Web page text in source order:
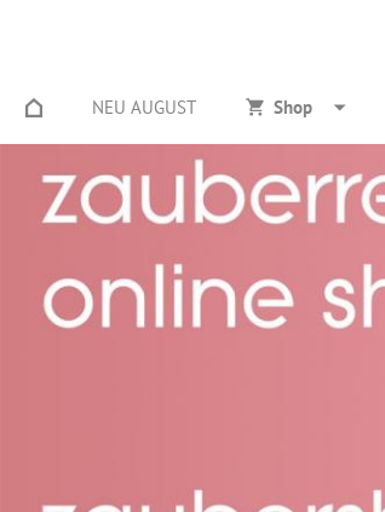
NEU AUGUST Shop